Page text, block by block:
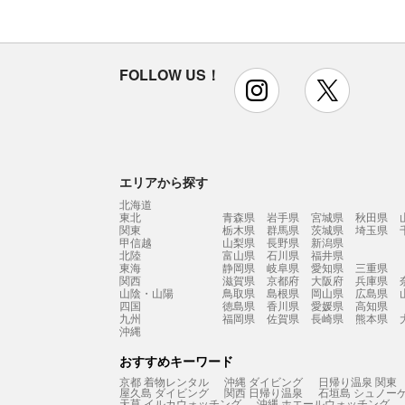
FOLLOW US！ instagram
エリアから探す
北海道
東北
青森県 岩手県 宮城県 秋田県
関東
栃木県 群馬県 茨城県 埼玉県
甲信越
山梨県 長野県
新潟県
北陸
富山県 石川県
福井県
東海
静岡県 岐阜県 愛知県
三重県
関西
滋賀県 京都府 大阪府 兵庫県
山陰・山陽
鳥取県 島根県 岡山県 広島県
四国
徳島県 香川県 愛媛県
高知県
九州
福岡県 佐賀県 長崎県 熊本県
沖縄
おすすめキーワード
京都 着物レンタル 沖縄 ダイビング 日帰り温泉 関東
屋久島 ダイビング 関西 日帰り温泉 石垣島 シュノー